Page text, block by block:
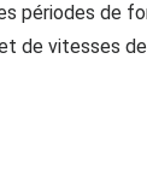
périodes de
de vitesses de